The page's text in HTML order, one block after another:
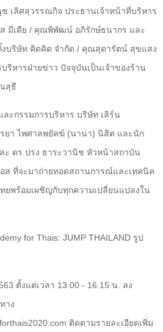
เลิศสุวรรณกิจ ประธานเจ้าหน้าที่บริหาร
มีเดีย / คุณพิพัฒน์ อภิรักษ์ธนากร และ
บริษัท คิดคิด จำกัด / คุณสุดารัตน์ สุขแสง
ริหารฝ่ายข่าว ปัจจุบันเป็นเจ้าของร้าน
สุธี
ละกรรมการบริหาร บริษัท เลิร์น
ยา ไพศาลพยัคฆ์ (นาน่า) นิสิต และนัก
ะ ดร.ปรง ธาระวานิช หัวหน้าสถาบัน
ส ที่จะมาถ่ายทอดสถานการณ์และเทคนิค
ยพร้อมเผชิญกับทุกความเปลี่ยนแปลงใน
for Thais: JUMP THAILAND รูป
ตั้งแต่เวลา 13.00 - 16.15 น. ลง
าง
2020. com ติดตามรายละเอียดเพิ่ม